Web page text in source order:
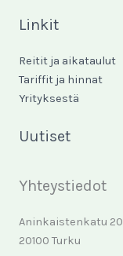
Linkit
Reitit ja aikataulut
Tariffit ja hinnat
Yrityksestä
Uutiset
Yhteystiedot
Aninkaistenkatu 20
20100 Turku